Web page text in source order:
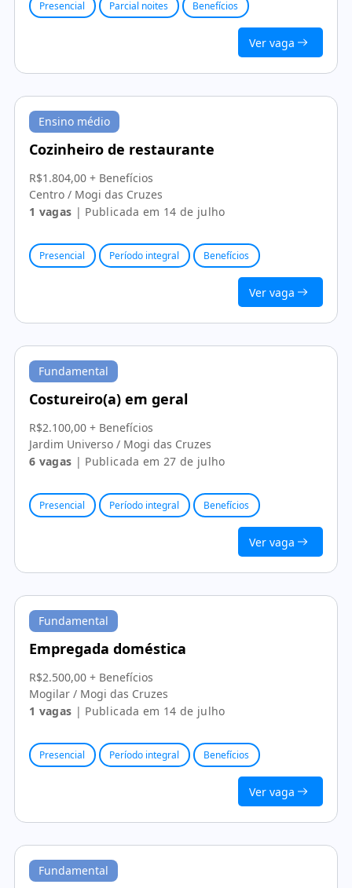
Presencial Parcial noites Benefícios
Ver vaga
Ensino médio
Cozinheiro de restaurante
R$1.804,00 + Benefícios
Centro / Mogi das Cruzes
1 vagas | Publicada em 14 de julho
Presencial Período integral Benefícios
Ver vaga
Fundamental
Costureiro(a) em geral
R$2.100,00 + Benefícios
Jardim Universo / Mogi das Cruzes
6 vagas | Publicada em 27 de julho
Presencial Período integral Benefícios
Ver vaga
Fundamental
Empregada doméstica
R$2.500,00 + Benefícios
Mogilar / Mogi das Cruzes
1 vagas | Publicada em 14 de julho
Presencial Período integral Benefícios
Ver vaga
Fundamental